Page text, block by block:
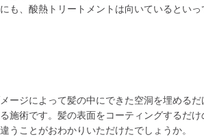
も、酸熱トリートメントは向いているといっ
ージによって髪の中にできた空洞を埋めるだ
施術です。髪の表面をコーティングするだけ
うことがおわかりいただけたでしょうか。